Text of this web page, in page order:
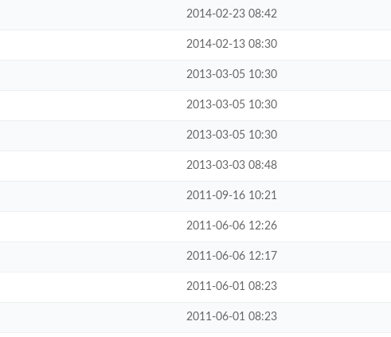
2014-02-23 08:42
2014-02-13 08:30
2013-03-05 10:30
2013-03-05 10:30
2013-03-05 10:30
2013-03-03 08:48
2011-09-16 10:21
2011-06-06 12:26
2011-06-06 12:17
2011-06-01 08:23
2011-06-01 08:23